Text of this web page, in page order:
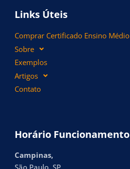
Links Úteis
Comprar Certificado Ensino Médio
Sobre
Exemplos
Artigos
Contato
Horário Funcionamento
Campinas,